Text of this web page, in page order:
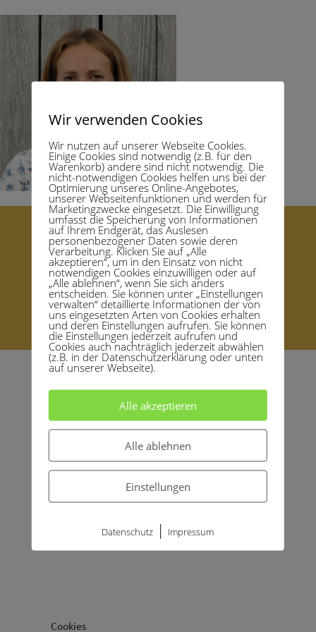
Startseite – Homepage
Kongress Mensch Verbunden Sein
Support
Datenschutzerklärung
Impressum
Rücktritts-Widerrufsbelehrung und Formular
© 2021 copyright by Marianne Graf
Cookies
Wir verwenden Cookies
Wir nutzen auf unserer Webseite Cookies.
Einige Cookies sind notwendig (z.B. für den
Warenkorb) andere sind nicht notwendig. Die
nicht-notwendigen Cookies helfen uns bei der
Optimierung unseres Online-Angebotes,
unserer Webseitenfunktionen und werden für
Marketingzwecke eingesetzt. Die Einwilligung
umfasst die Speicherung von Informationen
auf Ihrem Endgerät, das Auslesen
personenbezogener Daten sowie deren
Verarbeitung. Klicken Sie auf „Alle
akzeptieren“, um in den Einsatz von nicht
notwendigen Cookies einzuwilligen oder auf
„Alle ablehnen“, wenn Sie sich anders
entscheiden. Sie können unter „Einstellungen
verwalten“ detaillierte Informationen der von
uns eingesetzten Arten von Cookies erhalten
und deren Einstellungen aufrufen. Sie können
die Einstellungen jederzeit aufrufen und
Cookies auch nachträglich jederzeit abwählen
(z.B. in der Datenschutzerklärung oder unten
auf unserer Webseite).
Alle akzeptieren
Alle ablehnen
Einstellungen
Datenschutz | Impressum